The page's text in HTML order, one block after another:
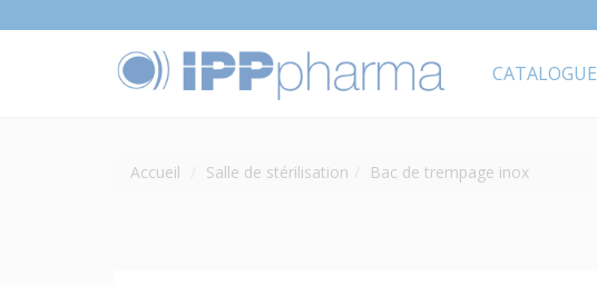
CATALOGUE
Accueil Salle de stérilisation Bac de trempage inox